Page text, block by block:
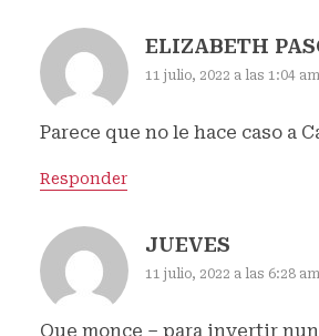
ELIZABETH
11 julio, 2022 a las 1:04 am
Parece que no le hace caso a
Responder
JUEVES
11 julio, 2022 a las 6:28 am
Que monce – para invertir